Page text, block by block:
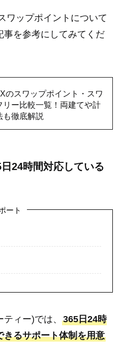
ワップポイントについて
事を参考にしてみてくだ
のスワップポイント・スワ
リー比較一覧！両建てや計
も徹底解説
24時間対応している
ート
ィー)では、 365日24時
きるサポート体制を用意